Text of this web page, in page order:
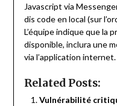
Javascript via
dis code en local (sur
L’équipe indique que la
disponible, inclura une
via l’application internet.
Related Posts:
Vulnérabilité